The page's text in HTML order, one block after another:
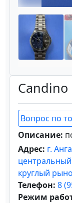
Candino
Вопрос по
Описание:
Адрес: г.
круглый
Телефон: 8
Режим